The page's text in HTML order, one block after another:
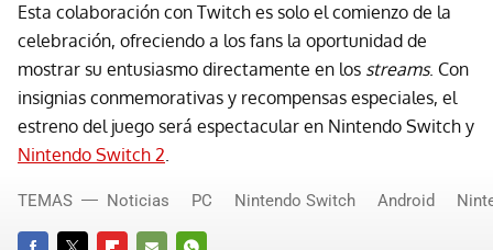
Esta colaboración con Twitch es solo el comienzo de la
celebración, ofreciendo a los fans la oportunidad de
mostrar su entusiasmo directamente en los streams. Con
insignias conmemorativas y recompensas especiales, el
estreno del juego será espectacular en Nintendo Switch y
Nintendo Switch 2.
TEMAS Noticias PC Nintendo Switch Android